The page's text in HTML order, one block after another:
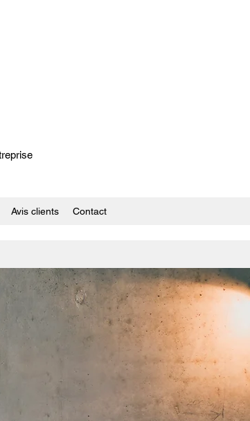
Avis clients Contact